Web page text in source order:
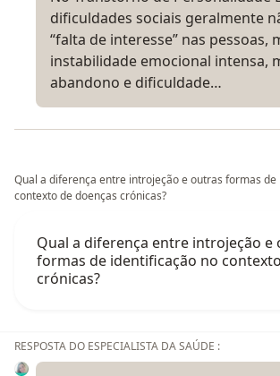
dificuldades sociais geralmente
“falta de interesse” nas pessoas,
instabilidade emocional intensa,
abandono e dificuldade…
Qual a diferença entre introjeção e outras formas
contexto de doenças crónicas?
Qual a diferença entre introjeção e
formas de identificação no
crónicas?
RESPOSTA DO ESPECIALISTA DA SAÚDE :